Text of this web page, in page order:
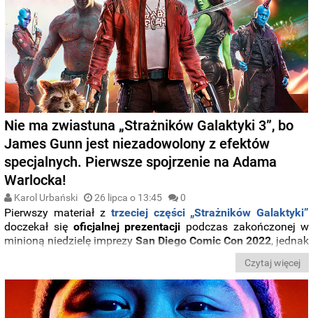
Nie ma zwiastuna „Strażników Galaktyki 3”, bo
James Gunn jest niezadowolony z efektów
specjalnych. Pierwsze spojrzenie na Adama
Warlocka!
Karol Urbański 26 lipca o 13:45 0
Pierwszy materiał z trzeciej części „Strażników Galaktyki”
doczekał się oficjalnej prezentacji podczas zakończonej w
minioną niedzielę imprezySan Diego Comic Con 2022, jednak
niezadowolenia z powodu
. Jak się okazuje, z
przedstawionego w trakcie eventu materiałunie do końca
zadowolony był reżyser filmu James Gunn, którywstrzymał
opublikowanie zapowiedzi w sieci.
Czytaj więcej